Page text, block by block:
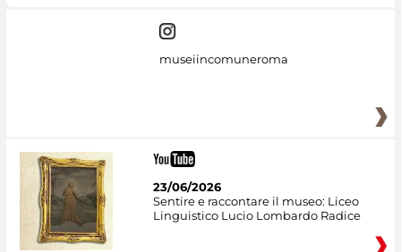
museiincomuneroma
23/06/2026
Sentire e raccontare il museo: Liceo
Linguistico Lucio Lombardo Radice